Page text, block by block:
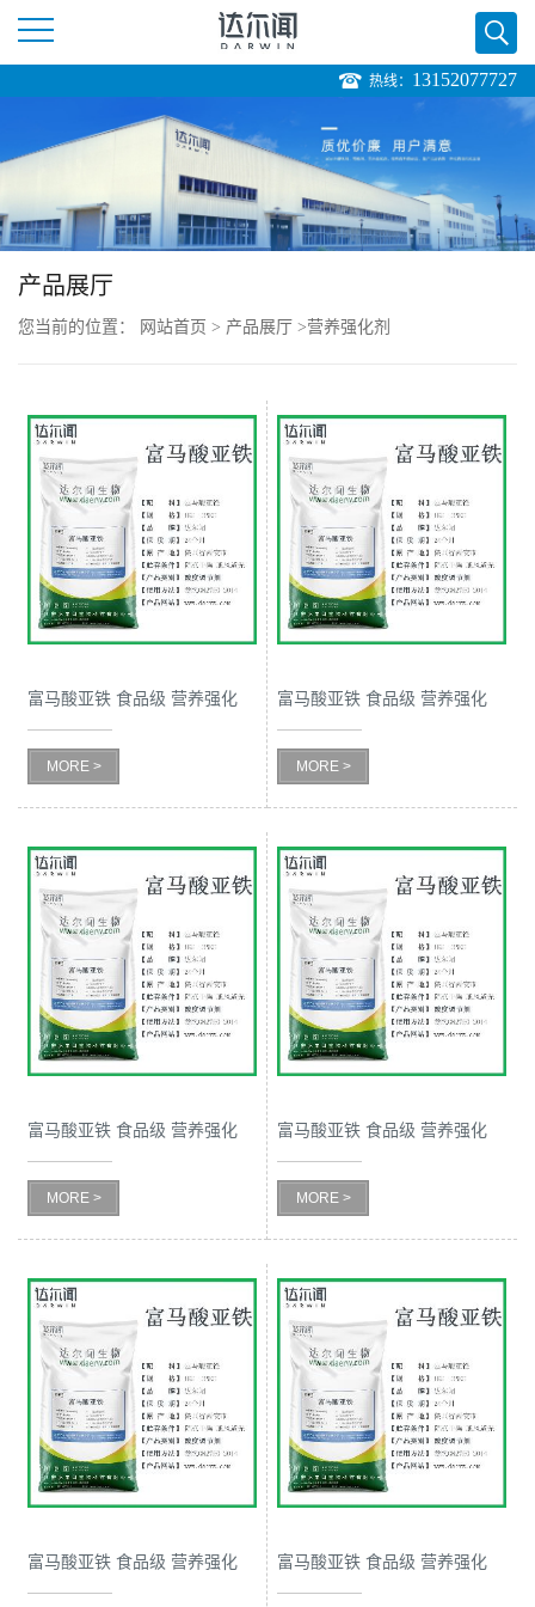
司
首
页
公
介
绍
公
司
动
态
产
品
展
厅
证
联
系
方
式
线
热线： 13152077727
产品展厅
您当前的位置： 网站首页 > 产品展厅 >营养强化剂
富马酸亚铁 食品级 营养强化
剂 西安达尔闻 丁烯二酸铁
MORE >
富马酸亚铁 食品级 营养强化
剂 西安达尔闻 富马铁
MORE >
富马酸亚铁 食品级 营养强化
剂 西安达尔闻 紫酸铁
MORE >
富马酸亚铁 食品级 营养强化
剂 西安达尔闻 物化性质
MORE >
富马酸亚铁 食品级 营养强化
剂 西安达尔闻 物理性质
富马酸亚铁 食品级 营养强化
剂 西安达尔闻 实验特性